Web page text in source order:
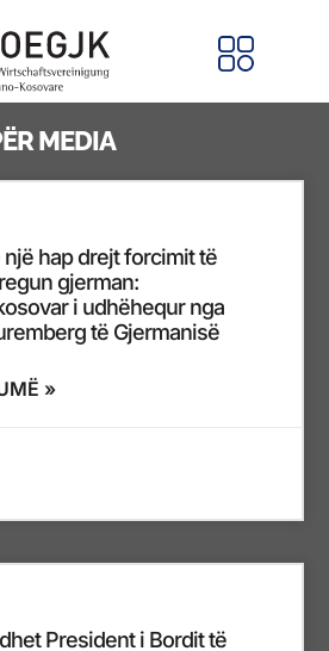
MEDIA
një hap drejt forcimit të
gjerman:
i udhëhequr nga
të Gjermanisë
»
President i Bordit të